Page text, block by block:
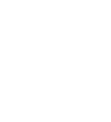
STOXX 600 지수
설 자체 억지력 강